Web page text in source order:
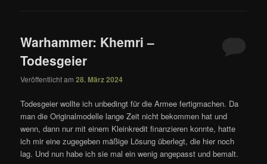
Warhammer: Khemri –
Todesgeier
Veröffentlicht am28. März 2024
Todesgeier wollte ich unbedingt für die Armee fertigmachen. Da
man die Originalmodelle lange Zeit nicht bekommen hat und
wenn, dann nur mit einem Kleinkredit finanzieren konnte, hatte
ich mir eine zugegeben mäßige Lösung überlegt, die hier noch
lag. Und nun habe ich sie mal ein wenig angepasst und bemalt.